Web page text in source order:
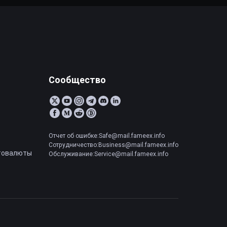
Сообщество
Отчет об ошибке:Safe@mail.fameex.info
Сотрудничество:Business@mail.fameex.info
Обслуживание:Service@mail.fameex.info